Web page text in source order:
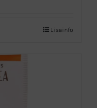
Lisainfo